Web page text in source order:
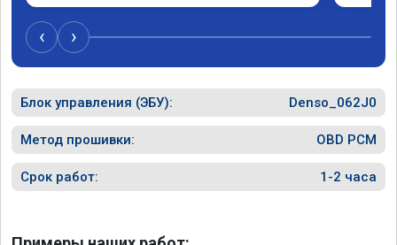
‹ ›
Блок управления (ЭБУ): Denso_062J0
Метод прошивки: OBD PCM
Срок работ: 1-2 часа